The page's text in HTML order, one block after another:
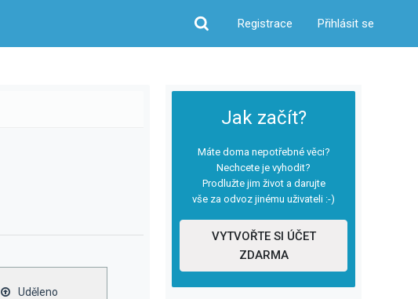
Hledat
Registrace Přihlásit se
Jak začít?
Máte doma nepotřebné věci?
Nechcete je vyhodit?
Prodlužte jim život a darujte
vše za odvoz jinému uživateli :-)
VYTVOŘTE SI ÚČET
ZDARMA
Uděleno